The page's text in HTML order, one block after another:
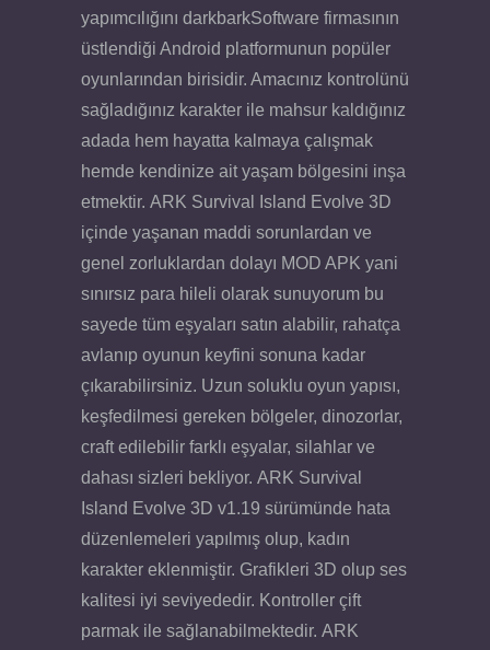
yapımcılığını darkbarkSoftware firmasının
üstlendiği Android platformunun popüler
oyunlarından birisidir. Amacınız kontrolünü
sağladığınız karakter ile mahsur kaldığınız
adada hem hayatta kalmaya çalışmak
hemde kendinize ait yaşam bölgesini inşa
etmektir. ARK Survival Island Evolve 3D
içinde yaşanan maddi sorunlardan ve
genel zorluklardan dolayı MOD APK yani
sınırsız para hileli olarak sunuyorum bu
sayede tüm eşyaları satın alabilir, rahatça
avlanıp oyunun keyfini sonuna kadar
çıkarabilirsiniz. Uzun soluklu oyun yapısı,
keşfedilmesi gereken bölgeler, dinozorlar,
craft edilebilir farklı eşyalar, silahlar ve
dahası sizleri bekliyor. ARK Survival
Island Evolve 3D v1.19 sürümünde hata
düzenlemeleri yapılmış olup, kadın
karakter eklenmiştir. Grafikleri 3D olup ses
kalitesi iyi seviyededir. Kontroller çift
parmak ile sağlanabilmektedir. ARK